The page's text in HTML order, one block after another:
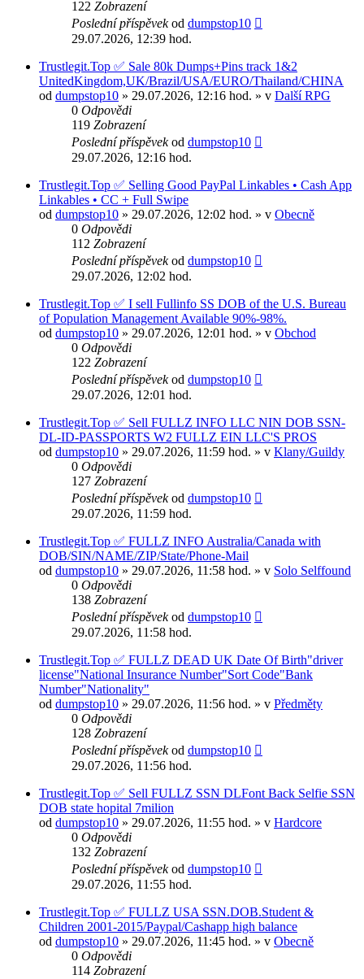
122 Zobrazení
Poslední příspěvekod dumpstop10
29.07.2026, 12:39 hod.
Trustlegit.Top ✅ Sale 80k Dumps+Pins track 1&2
UnitedKingdom,UK/Brazil/USA/EURO/Thailand/CHINA
od dumpstop10 » 29.07.2026, 12:16 hod. » v Další RPG
0 Odpovědi
119 Zobrazení
Poslední příspěvekod dumpstop10
29.07.2026, 12:16 hod.
Trustlegit.Top ✅ Selling Good PayPal Linkables • Cash App
Linkables • CC + Full Swipe
od dumpstop10 » 29.07.2026, 12:02 hod. » v Obecně
0 Odpovědi
112 Zobrazení
Poslední příspěvekod dumpstop10
29.07.2026, 12:02 hod.
Trustlegit.Top ✅ I sell Fullinfo SS DOB of the U.S. Bureau
of Population Management Available 90%-98%.
od dumpstop10 » 29.07.2026, 12:01 hod. » v Obchod
0 Odpovědi
122 Zobrazení
Poslední příspěvekod dumpstop10
29.07.2026, 12:01 hod.
Trustlegit.Top ✅ Sell FULLZ INFO LLC NIN DOB SSN-
DL-ID-PASSPORTS W2 FULLZ EIN LLC'S PROS
od dumpstop10 » 29.07.2026, 11:59 hod. » v Klany/Guildy
0 Odpovědi
127 Zobrazení
Poslední příspěvekod dumpstop10
29.07.2026, 11:59 hod.
Trustlegit.Top ✅ FULLZ INFO Australia/Canada with
DOB/SIN/NAME/ZIP/State/Phone-Mail
od dumpstop10 » 29.07.2026, 11:58 hod. » v Solo Selffound
0 Odpovědi
138 Zobrazení
Poslední příspěvekod dumpstop10
29.07.2026, 11:58 hod.
Trustlegit.Top ✅ FULLZ DEAD UK Date Of Birth"driver
license"National Insurance Number"Sort Code"Bank
Number"Nationality"
od dumpstop10 » 29.07.2026, 11:56 hod. » v Předměty
0 Odpovědi
128 Zobrazení
Poslední příspěvekod dumpstop10
29.07.2026, 11:56 hod.
Trustlegit.Top ✅ Sell FULLZ SSN DLFont Back Selfie SSN
DOB state hopital 7milion
od dumpstop10 » 29.07.2026, 11:55 hod. » v Hardcore
0 Odpovědi
132 Zobrazení
Poslední příspěvekod dumpstop10
29.07.2026, 11:55 hod.
Trustlegit.Top ✅ FULLZ USA SSN.DOB.Student &
Сhildren 2001-2015/Paypal/Cashapp high balance
od dumpstop10 » 29.07.2026, 11:45 hod. » v Obecně
0 Odpovědi
114 Zobrazení